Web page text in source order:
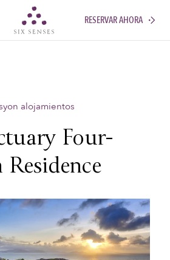
Six sensesRESERVAR AHORA
alojamientos
Four-